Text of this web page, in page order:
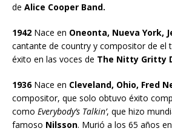
de Alice Cooper Band.
1942 Nace en Oneonta, Nueva York,
cantante de country y compositor de el
éxito en las voces de The Nitty Gritty
1936Nace en Cleveland, Ohio, Fred
compositor, que solo obtuvo éxito
como Everybody’s Talkin’, que hizo
famoso Nilsson. Murió a los 65 años